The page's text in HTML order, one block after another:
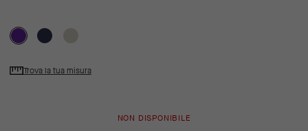
Trova la tua misura
NON DISPONIBILE